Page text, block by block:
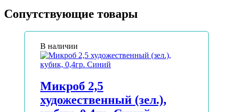
Сопутствующие товары
В наличии
Микроб 2,5
художественный (зел.),